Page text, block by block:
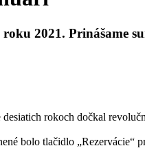
2021. Prinášame
rokoch dočkal
bolo tlačidlo „Rezervácie“